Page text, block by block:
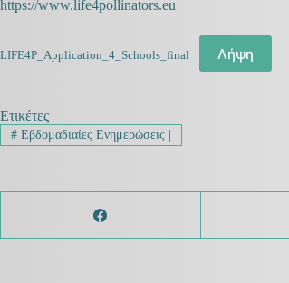
https://www.life4pollinators.eu
LIFE4P_Application_4_Schools_final Λήψη
Ετικέτες
#Εβδομαδιαίες Ενημερώσεις |